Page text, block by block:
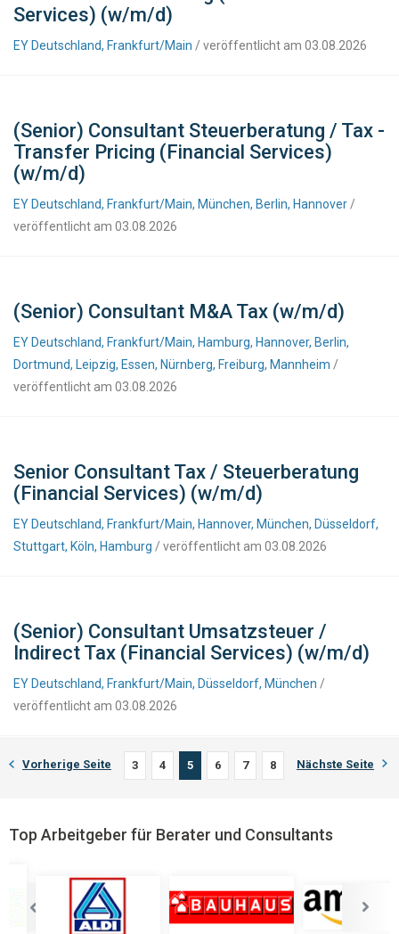
Services) (w/m/d)
EY Deutschland, Frankfurt/Main / veröffentlicht am 03.08.2026
(Senior) Consultant Steuerberatung / Tax -
Transfer Pricing (Financial Services)
(w/m/d)
EY Deutschland, Frankfurt/Main, München, Berlin, Hannover /
veröffentlicht am 03.08.2026
(Senior) Consultant M&A Tax (w/m/d)
EY Deutschland, Frankfurt/Main, Hamburg, Hannover, Berlin,
Dortmund, Leipzig, Essen, Nürnberg, Freiburg, Mannheim /
veröffentlicht am 03.08.2026
Senior Consultant Tax / Steuerberatung
(Financial Services) (w/m/d)
EY Deutschland, Frankfurt/Main, Hannover, München, Düsseldorf,
Stuttgart, Köln, Hamburg / veröffentlicht am 03.08.2026
(Senior) Consultant Umsatzsteuer /
Indirect Tax (Financial Services) (w/m/d)
EY Deutschland, Frankfurt/Main, Düsseldorf, München /
veröffentlicht am 03.08.2026
Vorherige Seite 3 4 5 6 7 8 Nächste Seite
Top Arbeitgeber für Berater und Consultants